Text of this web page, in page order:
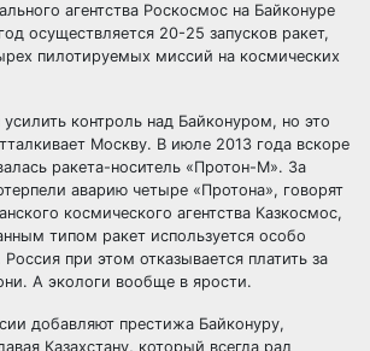
агентства Роскосмос на Байконуре
осуществляется 20-25 запусков ракет,
пилотируемых миссий на космических
усилить контроль над Байконуром, но это
Москву. В июле 2013 года вскоре
ракета-носитель «Протон-М». За
аварию четыре «Протона», говорят
космического агентства Казкосмос,
типом ракет используется особо
при этом отказывается платить за
А экологи вообще в ярости.
добавляют престижа Байконуру,
Казахстану, который всегда рад